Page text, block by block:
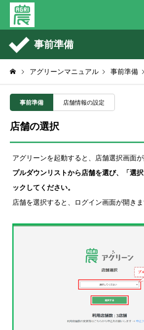
事前準備
アグリーンマニュアル 事前準備
事前準備 店舗情報の設定
店舗の選択
アグリーンを起動すると、店舗選択画面が
プルダウンリストから店舗を選び、「選
ックしてください。
店舗を選択すると、ログイン画面が開きま